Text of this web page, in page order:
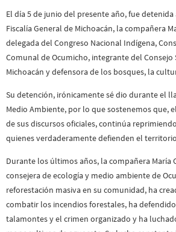
El día 5 de junio del presente año, fue
Fiscalía General de Michoacán, la compañera
delegada del Congreso Nacional Indígena,
Comunal de Ocumicho, integrante del
Michoacán y defensora de los bosques, la
Su detención, irónicamente sé dio durante el
Medio Ambiente, por lo que sostenemos que,
de sus discursos oficiales, continúa
quienes verdaderamente defienden el
Durante los últimos años, la compañera María
consejera de ecología y medio ambiente de
reforestación masiva en su comunidad, ha
combatir los incendios forestales, ha
talamontes y el crimen organizado y ha